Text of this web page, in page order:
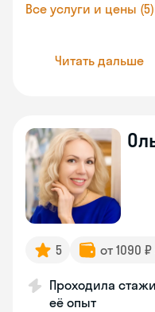
Все услуги и цены (5)
Читать дальше
5 от 1090
Проходила
её опыт